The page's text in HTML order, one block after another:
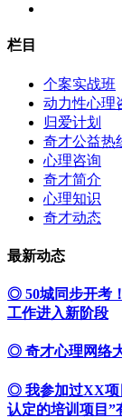
栏目
个案实战班
动力性心理
归爱计划
奇才公益热
心理咨询
奇才简介
心理知识
奇才动态
最新动态
◎ 50城同步开考
工作进入新阶段
◎ 奇才心理网络
◎ 我参加过XX项
认定的培训项目”